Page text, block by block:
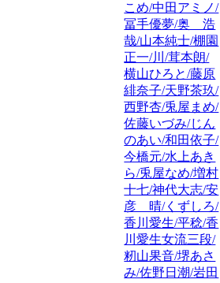
こめ/中田アミノ/
冨手優夢/奥 浩
哉/山本純士/棚園
正一/川/茸本朗/
横山ひろと/藤原
緋奈子/天野茶玖/
西野杏/兎屋まめ/
佐藤いづみ/じん
のあい/和田依子/
今橋元/水上あき
ら/兎屋なめ/増村
十七/神代大志/安
彦 晴/くずしろ/
香川愛生/平稔/香
川愛生女流三段/
籾山果音/堺あさ
み/佐野日潮/岩田